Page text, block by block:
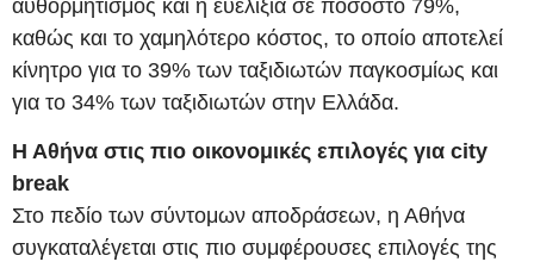
αυθορμητισμός και η ευελιξία σε ποσοστό 79%,
καθώς και το χαμηλότερο κόστος, το οποίο αποτελεί
κίνητρο για το 39% των ταξιδιωτών παγκοσμίως και
για το 34% των ταξιδιωτών στην Ελλάδα.
Η Αθήνα στις πιο οικονομικές επιλογές για city
break
Στο πεδίο των σύντομων αποδράσεων, η Αθήνα
συγκαταλέγεται στις πιο συμφέρουσες επιλογές της